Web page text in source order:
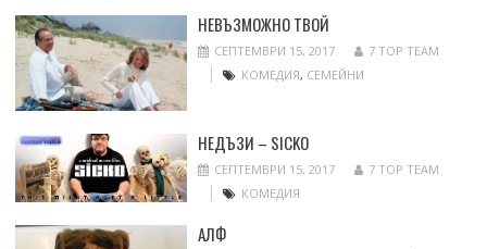
НЕВЪЗМОЖНО ТВОЙ
СЕПТЕМВРИ 15, 2017
7 TOP TEAM
КОМЕДИЯ, СЕМЕЙНИ
НЕДЪЗИ – SICKO
СЕПТЕМВРИ 15, 2017
7 TOP TEAM
КОМЕДИЯ
АЛФ